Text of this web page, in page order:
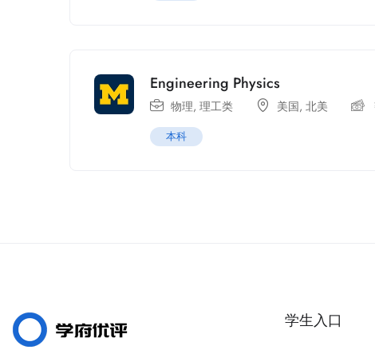
Engineering Physics
物理, 理工类 美国, 北美
本科
学生入口